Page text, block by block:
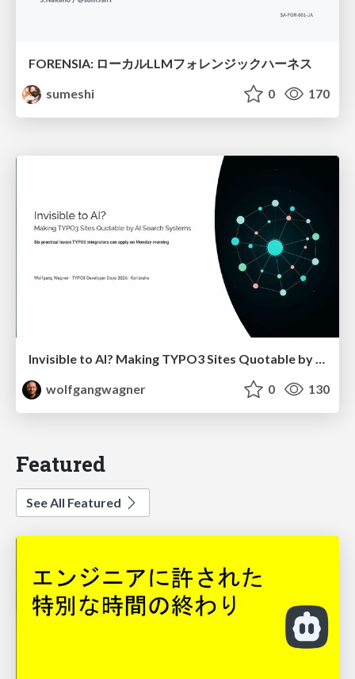
FORENSIA: ローカルLLMフォレンジックハーネス
sumeshi
0 170
Invisible to AI? Making TYPO3 Sites Quotable by AI Search Systems
wolfgangwagner
0 130
Featured
See All Featured